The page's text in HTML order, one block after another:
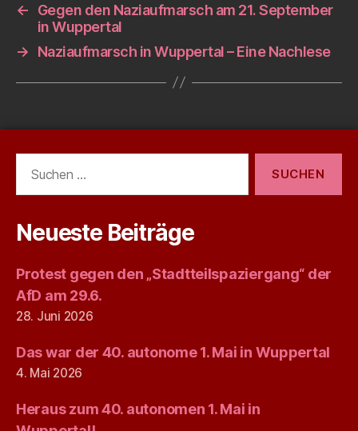
←
Gegen den Naziaufmarsch am 21. September
in Wuppertal
→
Naziaufmarsch in Wuppertal – Eine Nachlese
nach:
Neueste Beiträge
Protest gegen den „Stadtteilspaziergang“ der
AfD am 29.6.
28. Juni 2026
Das war der 40. autonome 1. Mai in Wuppertal
4. Mai 2026
Heraus zum 40. autonomen 1. Mai in